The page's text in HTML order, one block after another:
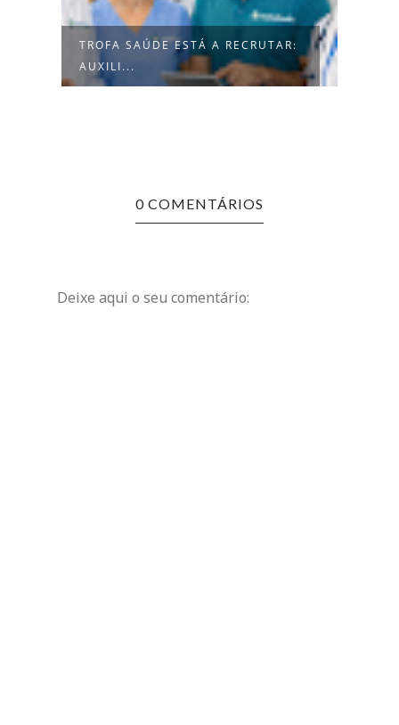
A RECRUTAR:
HOSPITAL DA LUZ RECRUTA PARA
VÁRIAS...
0 COMENTÁRIOS
Deixe aqui o seu comentário: